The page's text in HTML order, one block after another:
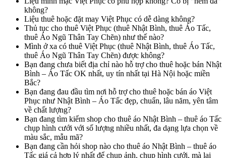
không?
Liệu thuê hoặc đặt may Việt Phục có dễ dàng không?
Thủ tục cho thuê Việt Phục (thuê Nhật Bình, thuê Áo Tấc,
thuê Áo Ngũ Thân Tay Chẽn) như thế nào?
Mình ở xa có thuê Việt Phục (thuê Nhật Bình, thuê Áo Tấc,
thuê Áo Ngũ Thân Tay Chẽn) được không?
Bạn đang chưa biết địa chỉ nào hỗ trợ cho thuê hoặc bán Nhật
Bình – Áo Tấc OK nhất, uy tín nhất tại Hà Nội hoặc miền
Bắc?
Bạn đang đau đầu tìm nơi hỗ trợ cho thuê hoặc bán áo Việt
Phục như Nhật Bình – Áo Tấc đẹp, chuẩn, lâu năm, yên tâm
về chất lượng?
Bạn đang tìm kiếm shop cho thuê áo Nhật Bình – thuê áo Tấc
chụp hình cưới với số lượng nhiều nhất, đa dạng lựa chọn về
màu sắc, mẫu mã?
Bạn đang cần hỏi shop nào cho thuê áo Nhật Bình – thuê áo
Tấc giá cả hợp lý nhất để chụp ảnh, chụp hình cưới, mà lại